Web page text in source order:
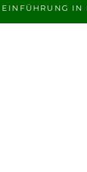
EINFÜHRUNG IN